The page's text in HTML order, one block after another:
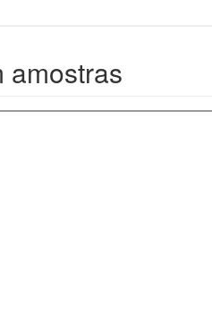
amostras